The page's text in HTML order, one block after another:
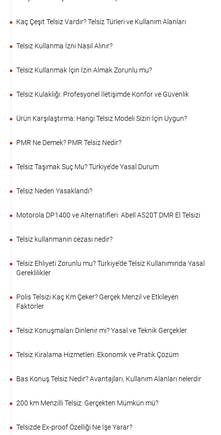
Kaç Çeşit Telsiz Vardır? Telsiz Türleri ve Kullanım Alanları
Telsiz Kullanma İzni Nasıl Alınır?
Telsiz Kullanmak İçin İzin Almak Zorunlu mu?
Telsiz Kulaklığı: Profesyonel İletişimde Konfor ve Güvenlik
Ürün Karşılaştırma: Hangi Telsiz Modeli Sizin İçin Uygun?
PMR Ne Demek? PMR Telsiz Nedir?
Telsiz Taşımak Suç Mu? Türkiye’de Yasal Durum
Telsiz Neden Yasaklandı?
Motorola DP1400 ve Alternatifleri: Abell A520T DMR El Telsizi
Telsiz kullanmanın cezası nedir?
Telsiz Ehliyeti Zorunlu mu? Türkiye’de Telsiz Kullanımında Yasal
Gereklilikler
Polis Telsizi Kaç Km Çeker? Gerçek Menzil ve Etkileyen
Faktörler
Telsiz Konuşmaları Dinlenir mi? Yasal ve Teknik Gerçekler
Telsiz Kiralama Hizmetleri: Ekonomik ve Pratik Çözüm
Bas Konuş Telsiz Nedir? Avantajları, Kullanım Alanları nelerdir
200 km Menzilli Telsiz: Gerçekten Mümkün mü?
Telsizde Ex-proof Özelliği Ne İşe Yarar?